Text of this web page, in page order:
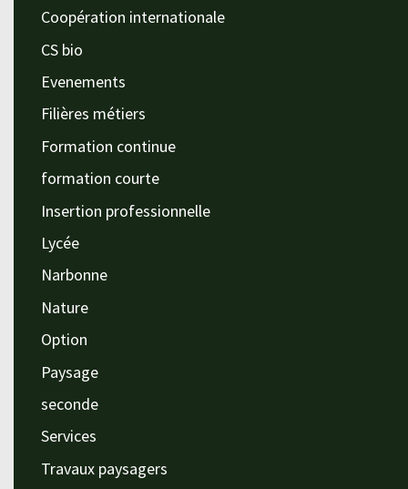
Coopération internationale
CS bio
Evenements
Filières métiers
Formation continue
formation courte
Insertion professionnelle
Lycée
Narbonne
Nature
Option
Paysage
seconde
Services
Travaux paysagers